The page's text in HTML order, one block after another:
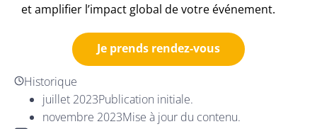
et amplifier l’impact global de votre événement.
Je prends rendez-vous
Historique
juillet 2023Publication initiale.
novembre 2023Mise à jour du contenu.